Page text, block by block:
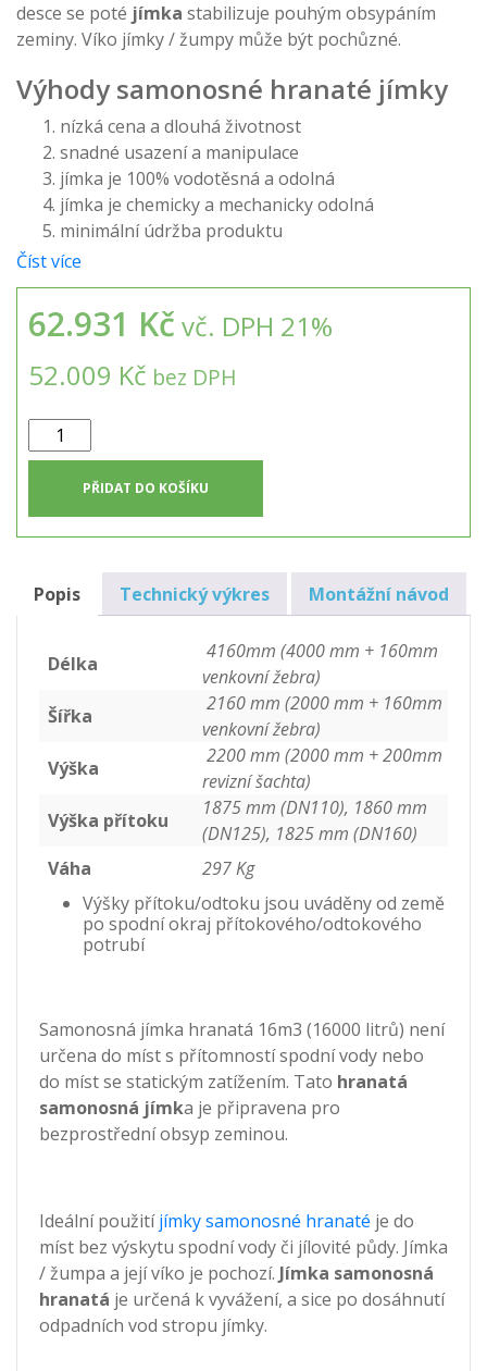
desce se poté jímka stabilizuje pouhým obsypáním
zeminy. Víko jímky / žumpy může být pochůzné.
Výhody samonosné hranaté jímky
nízká cena a dlouhá životnost
snadné usazení a manipulace
jímka je 100% vodotěsná a odolná
jímka je chemicky a mechanicky odolná
minimální údržba produktu
Číst více
62.931 Kč vč. DPH 21%
52.009 Kč bez DPH
Samonosná
hranatá
množství
PŘIDAT DO KOŠÍKU
Popis Technický výkres Montážní návod
Délka
4160mm (4000 mm + 160mm
venkovní žebra)
Šířka
2160 mm (2000 mm + 160mm
venkovní žebra)
Výška
2200 mm (2000 mm + 200mm
revizní šachta)
Výška přítoku
1875 mm (DN110), 1860 mm
(DN125), 1825 mm (DN160)
Váha
297 Kg
Výšky přítoku/odtoku jsou uváděny od země
po spodní okraj přítokového/odtokového
potrubí
Samonosná jímka hranatá 16m3 (16000 litrů) není
určena do míst s přítomností spodní vody nebo
do míst se statickým zatížením. Tato hranatá
samonosná jímka je připravena pro
bezprostřední obsyp zeminou.
Ideální použitíjímky samonosné hranaté je do
míst bez výskytu spodní vody či jílovité půdy. Jímka
/ žumpa a její víko je pochozí. Jímka samonosná
hranatá je určená k vyvážení, a sice po dosáhnutí
odpadních vod stropu jímky.